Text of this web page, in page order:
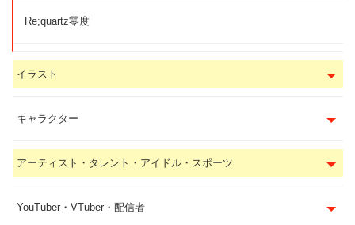
Re;quartz零度
イラスト
キャラクター
アーティスト・タレント・アイドル・スポーツ
YouTuber・VTuber・配信者